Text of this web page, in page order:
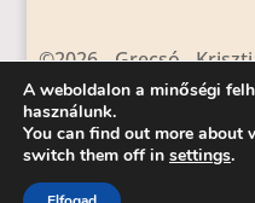
©2026 Grecsó
tárhely: RackForest Kft.
magvető kiadó|
A weboldalon a minőségi
használunk.
You can find out more about
switch them off in settings.